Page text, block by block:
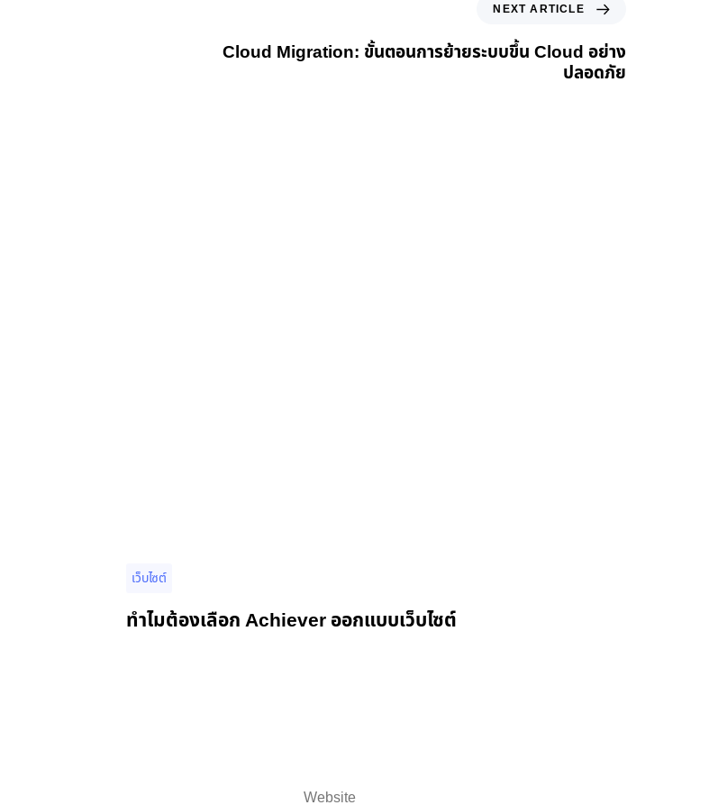
NEXT ARTICLE
Cloud Migration: ขั้นตอนการย้ายระบบขึ้น Cloud อย่าง
ปลอดภัย
เว็บไซต์
ทำไมต้องเลือก Achiever ออกแบบเว็บไซต์